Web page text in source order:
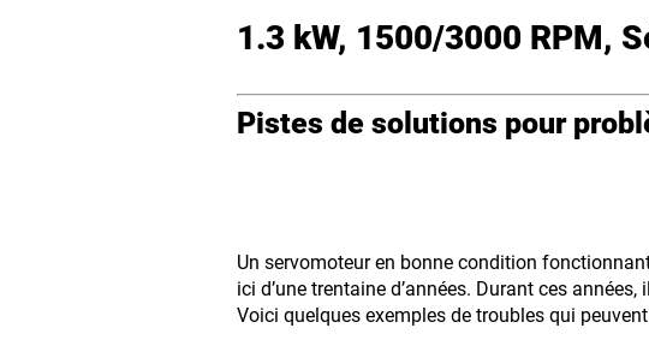
1.3 kW, 1500/3000 RPM,
Pistes de solutions pour
Un servomoteur en bonne condition
ici d’une trentaine d’années. Durant ces
Voici quelques exemples de troubles qui